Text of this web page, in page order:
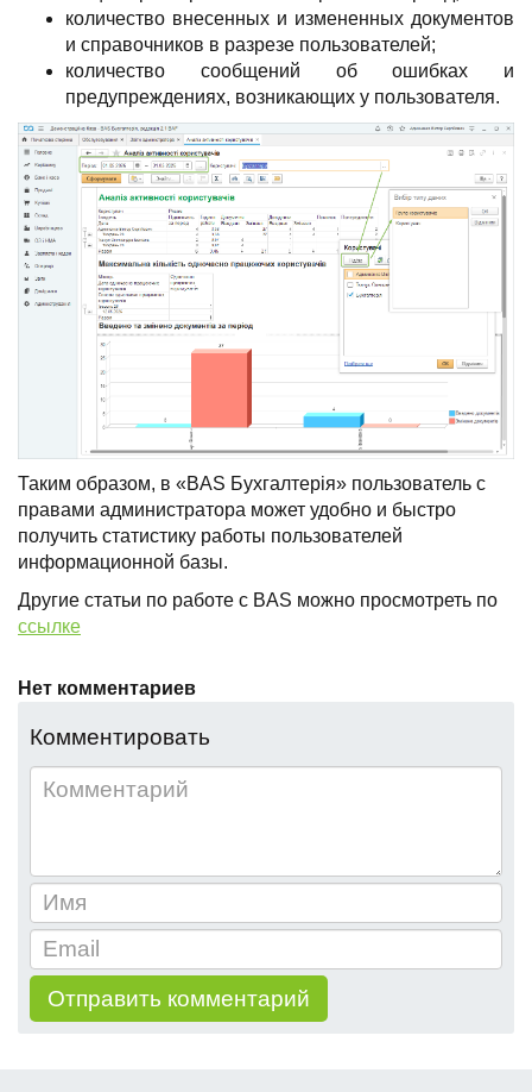
количество внесенных и измененных документов
и справочников в разрезе пользователей;
количество сообщений об ошибках и
предупреждениях, возникающих у пользователя.
Таким образом, в «BAS Бухгалтерія» пользователь с
правами администратора может удобно и быстро
получить статистику работы пользователей
информационной базы.
Другие статьи по работе с BAS можно просмотреть по
ссылке
Нет комментариев
Комментировать